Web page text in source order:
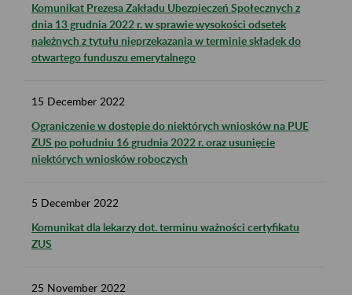
Komunikat Prezesa Zakładu Ubezpieczeń Społecznych z
dnia 13 grudnia 2022 r. w sprawie wysokości odsetek
należnych z tytułu nieprzekazania w terminie składek do
otwartego funduszu emerytalnego
15 December 2022
Ograniczenie w dostępie do niektórych wniosków na PUE
ZUS po południu 16 grudnia 2022 r. oraz usunięcie
niektórych wniosków roboczych
5 December 2022
Komunikat dla lekarzy dot. terminu ważności certyfikatu
ZUS
25 November 2022